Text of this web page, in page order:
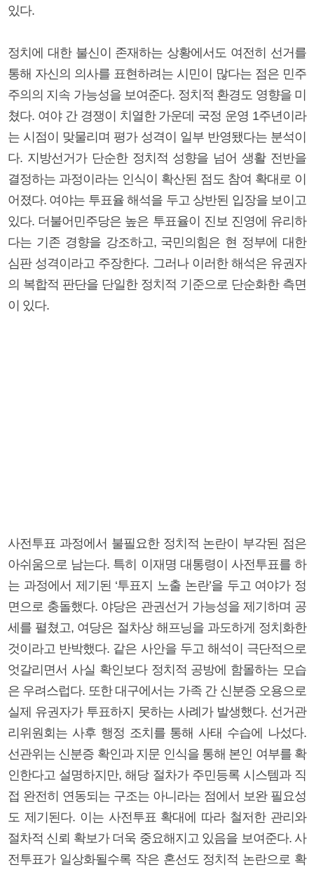
있다.
정치에 대한 불신이 존재하는 상황에서도 여전히 선거를
통해 자신의 의사를 표현하려는 시민이 많다는 점은 민주
주의의 지속 가능성을 보여준다. 정치적 환경도 영향을 미
쳤다. 여야 간 경쟁이 치열한 가운데 국정 운영 1주년이라
는 시점이 맞물리며 평가 성격이 일부 반영됐다는 분석이
다. 지방선거가 단순한 정치적 성향을 넘어 생활 전반을
결정하는 과정이라는 인식이 확산된 점도 참여 확대로 이
어졌다. 여야는 투표율 해석을 두고 상반된 입장을 보이고
있다. 더불어민주당은 높은 투표율이 진보 진영에 유리하
다는 기존 경향을 강조하고, 국민의힘은 현 정부에 대한
심판 성격이라고 주장한다. 그러나 이러한 해석은 유권자
의 복합적 판단을 단일한 정치적 기준으로 단순화한 측면
이 있다.
사전투표 과정에서 불필요한 정치적 논란이 부각된 점은
아쉬움으로 남는다. 특히 이재명 대통령이 사전투표를 하
는 과정에서 제기된 ‘투표지 노출 논란’을 두고 여야가 정
면으로 충돌했다. 야당은 관권선거 가능성을 제기하며 공
세를 펼쳤고, 여당은 절차상 해프닝을 과도하게 정치화한
것이라고 반박했다. 같은 사안을 두고 해석이 극단적으로
엇갈리면서 사실 확인보다 정치적 공방에 함몰하는 모습
은 우려스럽다. 또한 대구에서는 가족 간 신분증 오용으로
실제 유권자가 투표하지 못하는 사례가 발생했다. 선거관
리위원회는 사후 행정 조치를 통해 사태 수습에 나섰다.
선관위는 신분증 확인과 지문 인식을 통해 본인 여부를 확
인한다고 설명하지만, 해당 절차가 주민등록 시스템과 직
접 완전히 연동되는 구조는 아니라는 점에서 보완 필요성
도 제기된다. 이는 사전투표 확대에 따라 철저한 관리와
절차적 신뢰 확보가 더욱 중요해지고 있음을 보여준다. 사
전투표가 일상화될수록 작은 혼선도 정치적 논란으로 확